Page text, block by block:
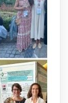
8 Jul
lactam
is now
of a
,